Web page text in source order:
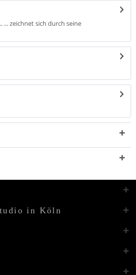
... zeichnet sich durch seine
in Köln